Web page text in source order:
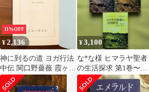
11%OFF
¥2,136
神に到るの道 ヨガ行法
中伝 関口野薔薇 霞ヶ関
書房 昭和四十四年八月
十日 発行 ☆ヨガ/修行
¥3,100
な*な様 ヒマラヤ聖者
の生活探求 第1巻〜第3
巻 3冊セット